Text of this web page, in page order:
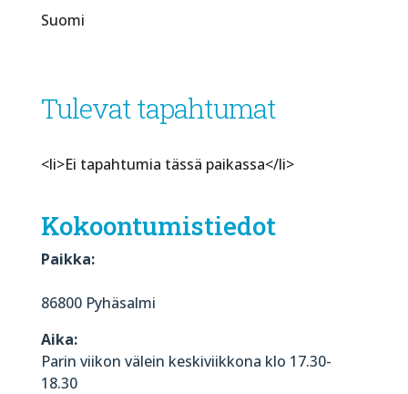
Suomi
Tulevat tapahtumat
<li>Ei tapahtumia tässä paikassa</li>
Kokoontumistiedot
Paikka:
86800 Pyhäsalmi
Aika:
Parin viikon välein keskiviikkona klo 17.30-
18.30